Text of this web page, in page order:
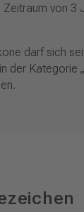
von 3
darf sich
der Kategorie